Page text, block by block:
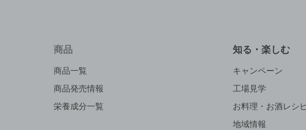
商品
商品一覧
商品発売情報
栄養成分一覧
知る・楽しむ
キャンペーン
工場見学
お料理・お酒レシ
地域情報